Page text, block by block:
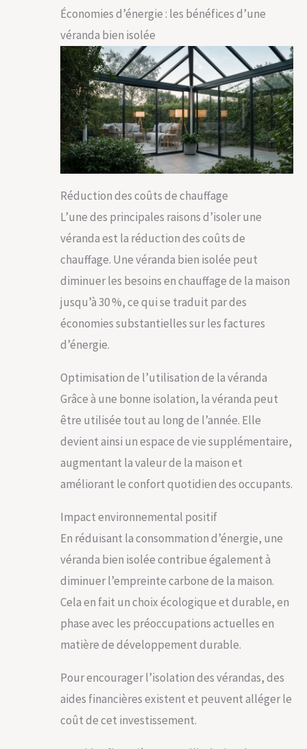
Économies d’énergie : les bénéfices d’une
véranda bien isolée
Réduction des coûts de chauffage
L’une des principales raisons d’isoler une
véranda est la réduction des coûts de
chauffage. Une véranda bien isolée peut
diminuer les besoins en chauffage de la maison
jusqu’à 30 %, ce qui se traduit par des
économies substantielles sur les factures
d’énergie.
Optimisation de l’utilisation de la véranda
Grâce à une bonne isolation, la véranda peut
être utilisée tout au long de l’année. Elle
devient ainsi un espace de vie supplémentaire,
augmentant la valeur de la maison et
améliorant le confort quotidien des occupants.
Impact environnemental positif
En réduisant la consommation d’énergie, une
véranda bien isolée contribue également à
diminuer l’empreinte carbone de la maison.
Cela en fait un choix écologique et durable, en
phase avec les préoccupations actuelles en
matière de développement durable.
Pour encourager l’isolation des vérandas, des
aides financières existent et peuvent alléger le
coût de cet investissement.